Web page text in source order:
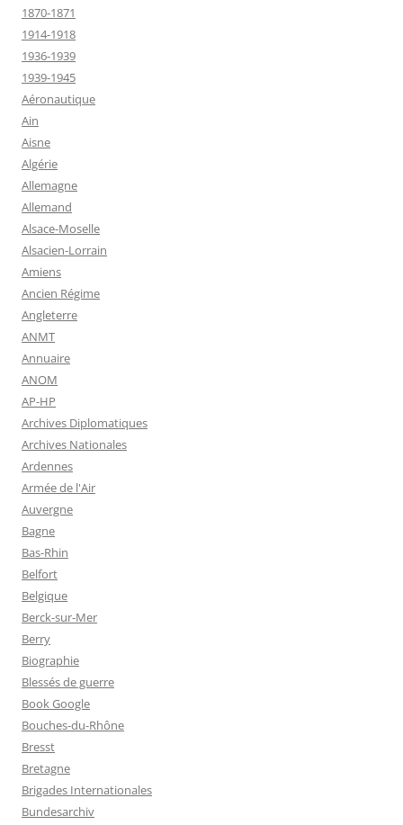
1870-1871
1914-1918
1936-1939
1939-1945
Aéronautique
Ain
Aisne
Algérie
Allemagne
Allemand
Alsace-Moselle
Alsacien-Lorrain
Amiens
Ancien Régime
Angleterre
ANMT
Annuaire
ANOM
AP-HP
Archives Diplomatiques
Archives Nationales
Ardennes
Armée de l'Air
Auvergne
Bagne
Bas-Rhin
Belfort
Belgique
Berck-sur-Mer
Berry
Biographie
Blessés de guerre
Book Google
Bouches-du-Rhône
Bresst
Bretagne
Brigades Internationales
Bundesarchiv